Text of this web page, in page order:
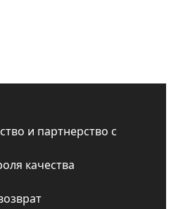
и партнерство с
качества